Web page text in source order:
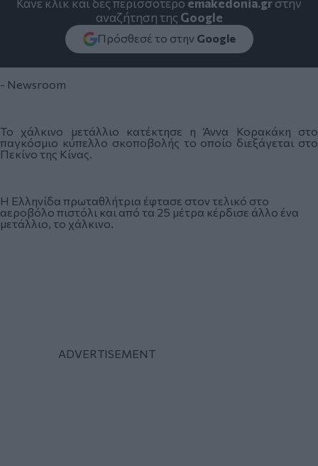
Κάνε κλικ και δες περισσότερο emakedonia.grστην
αναζήτηση της Google
Πρόσθεσέ το στην Google
- Newsroom
Το χάλκινο μετάλλιο κατέκτησε η Άννα Κορακάκη στο
παγκόσμιο κύπελλο σκοποβολής το οποίο διεξάγεται στο
Πεκίνο της Κίνας.
Η Ελληνίδα πρωταθλήτρια έφτασε στον τελικό στο
αεροβόλο πιστόλι και από τα 25 μέτρα κέρδισε άλλο ένα
μετάλλιο, το χάλκινο.